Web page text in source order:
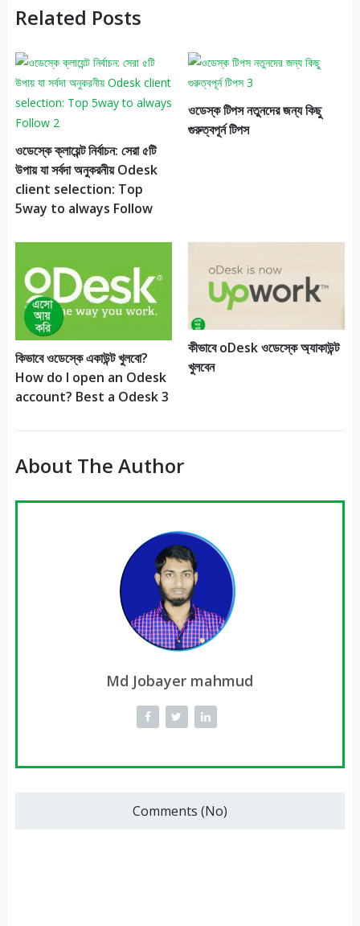
Related Posts
ওডেস্কে ক্লায়েন্ট নির্বাচন: সেরা ৫টি
উপায় যা সর্বদা অনুকরনীয় Odesk
client selection: Top
5way to always Follow
ওডেস্ক টিপস নতুনদের জন্য কিছু
গুরুত্বপূর্ন টিপস
কিভাবে ওডেস্কে একাউন্ট খুলবো?
How do I open an Odesk
account? Best a Odesk 3
কীভাবে oDesk ওডেস্কে অ্যাকাউন্ট
খুলবেন
About The Author
Md Jobayer mahmud
Comments (No)